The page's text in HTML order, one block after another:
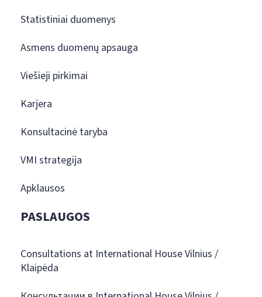
Statistiniai duomenys
Asmens duomenų apsauga
Viešieji pirkimai
Karjera
Konsultacinė taryba
VMI strategija
Apklausos
PASLAUGOS
Consultations at International House Vilnius /
Klaipėda